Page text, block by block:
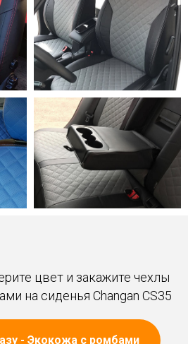
цвет и закажите чехлы
на сиденья Changan CS35
- Экокожа с ромбами